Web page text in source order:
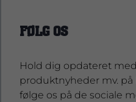
FØLG OS
Hold dig opdateret
produktnyheder mv.
følge os på de sociale